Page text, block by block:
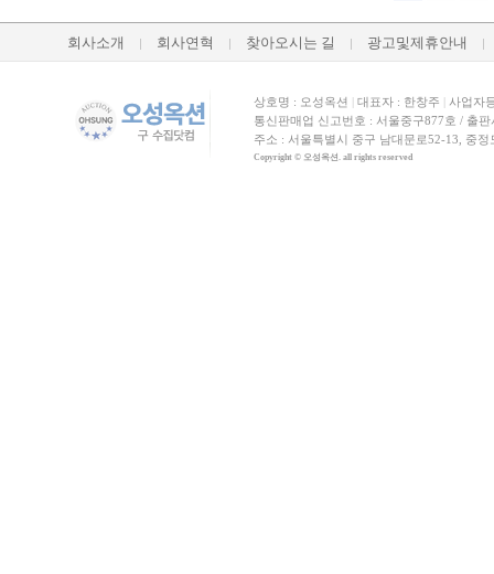
회사소개 회사연혁 찾아오시는 길 광고및제휴안내
상호명 : 오성옥션 | 대표자 : 한창주 | 사업자
통신판매업 신고번호 : 서울중구877호 / 출
주소 : 서울특별시 중구 남대문로52-13, 중
Copyright © 오성옥션. all rights reserved